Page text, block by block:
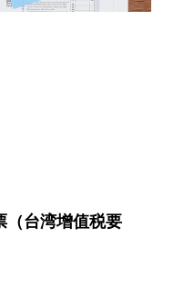
（台湾增值税要